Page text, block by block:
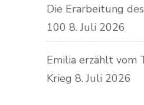
Die Erarbeitung
100 8. Juli 2026
Emilia erzählt vom
Krieg 8. Juli 2026